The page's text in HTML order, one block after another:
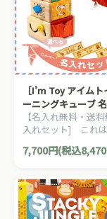
［I'm Toy アイム
ーニングキューブ
ト【名入れ無料・送
入れセット] これ
育タワー♪な楽しい
トイ。
7,700円(税込